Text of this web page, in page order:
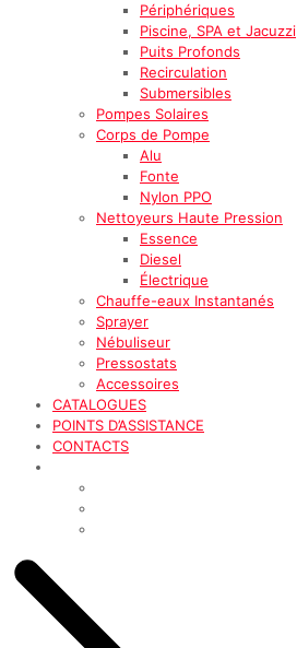
Périphériques
Piscine, SPA et Jacuzzi
Puits Profonds
Recirculation
Submersibles
Pompes Solaires
Corps de Pompe
Alu
Fonte
Nylon PPO
Nettoyeurs Haute Pression
Essence
Diesel
Électrique
Chauffe-eaux Instantanés
Sprayer
Nébuliseur
Pressostats
Accessoires
CATALOGUES
POINTS D’ASSISTANCE
CONTACTS